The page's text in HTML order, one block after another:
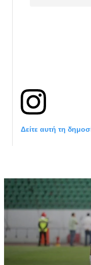
Δείτε αυτή τη